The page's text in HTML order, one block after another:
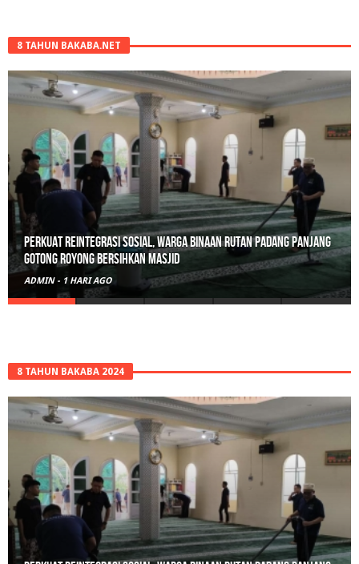
8 TAHUN BAKABA.NET
Polisi Sita 82 Paket Ganja Siap Edar di Tanah Datar
ADMIN - 2 HARI AGO
8 TAHUN BAKABA 2024